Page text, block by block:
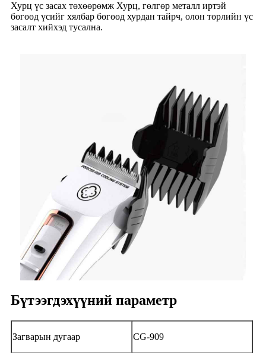
Хурц үс засах төхөөрөмж Хурц, гөлгөр металл иртэй
бөгөөд үсийг хялбар бөгөөд хурдан тайрч, олон төрлийн үс
засалт хийхэд тусална.
Бүтээгдэхүүний параметр
Загварын дугаар CG-909